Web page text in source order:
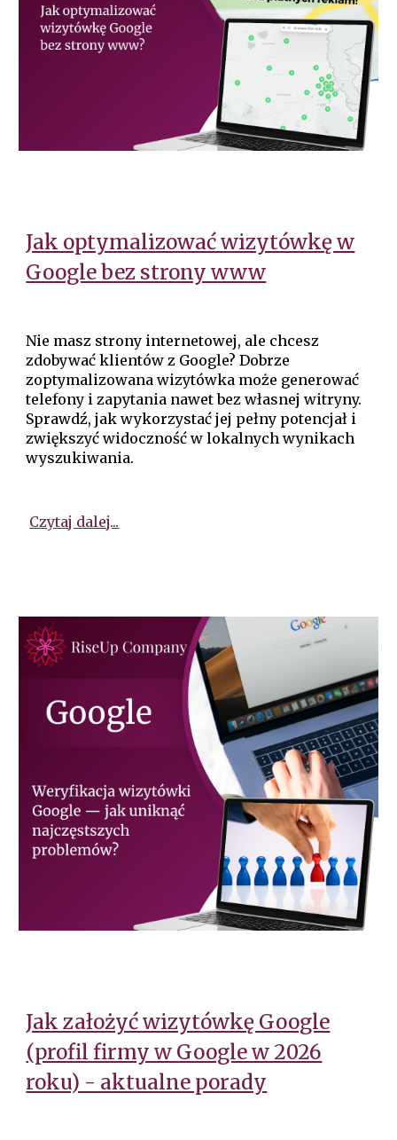
Jak optymalizować wizytówkę w
Google bez strony www
Nie masz strony internetowej, ale chcesz
zdobywać klientów z Google? Dobrze
zoptymalizowana wizytówka może generować
telefony i zapytania nawet bez własnej witryny.
Sprawdź, jak wykorzystać jej pełny potencjał i
zwiększyć widoczność w lokalnych wynikach
wyszukiwania.
Czytaj dalej...
Jak założyć wizytówkę Google
(profil firmy w Google w 2026
roku) - aktualne porady